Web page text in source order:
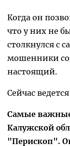
Когда он
что у них не
столкнулся с
мошенники
настоящий.
Сейчас
Самые важные
Калужской
"Перископ".